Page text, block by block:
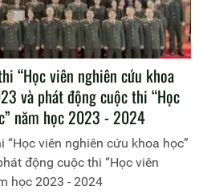
“Học viên nghiên cứu khoa
và phát động cuộc thi “Học
năm học 2023 - 2024
viên nghiên cứu khoa học”
động cuộc thi “Học viên
học 2023 - 2024